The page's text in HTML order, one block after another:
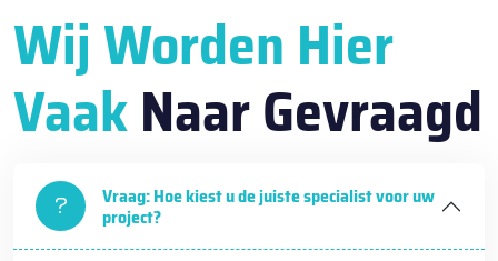
Wij Worden Hier
VaakNaar Gevraagd
Vraag: Hoe kiest u de juiste specialist voor uw
project?